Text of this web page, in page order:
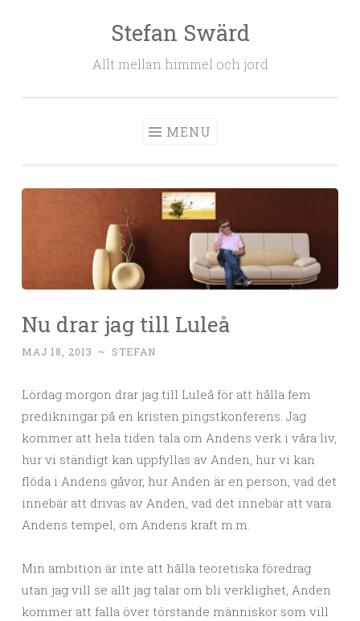
Stefan Swärd
Allt mellan himmel och jord
MENU
Nu drar jag till Luleå
MAJ 18, 2013 ~ STEFAN
Lördag morgon drar jag till Luleå för att hålla fem
predikningar på en kristen pingstkonferens. Jag
kommer att hela tiden tala om Andens verk i våra liv,
hur vi ständigt kan uppfyllas av Anden, hur vi kan
flöda i Andens gåvor, hur Anden är en person, vad det
innebär att drivas av Anden, vad det innebär att vara
Andens tempel, om Andens kraft m.m.
Min ambition är inte att hålla teoretiska föredrag
utan jag vill se allt jag talar om bli verklighet, Anden
kommer att falla över törstande människor som vill